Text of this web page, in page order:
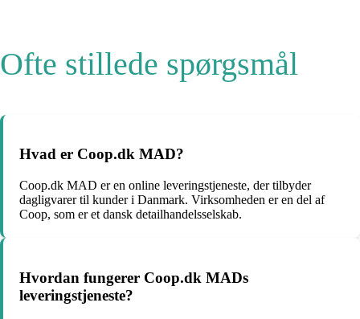
Ofte stillede spørgsmål
Hvad er Coop.dk MAD?
Coop.dk MAD er en online leveringstjeneste, der tilbyder
dagligvarer til kunder i Danmark. Virksomheden er en del af
Coop, som er et dansk detailhandelsselskab.
Hvordan fungerer Coop.dk MADs
leveringstjeneste?